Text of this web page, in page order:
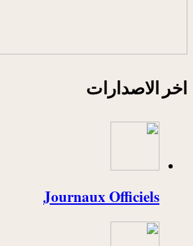
اخر الاصدارات
Journaux Officiels